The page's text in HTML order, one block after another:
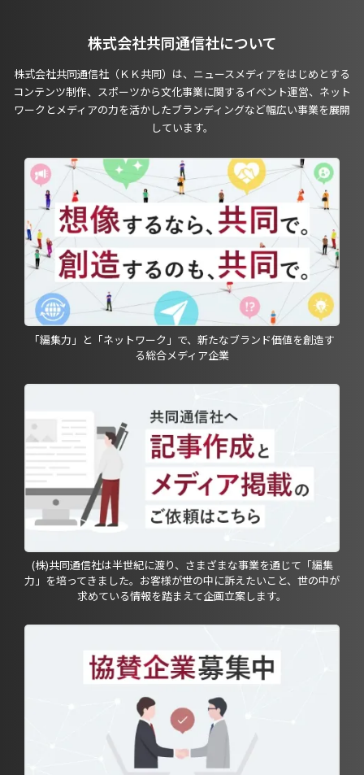
株式会社共同通信社について
株式会社共同通信社（ＫＫ共同）は、ニュースメディアをはじめとする
コンテンツ制作、スポーツから文化事業に関するイベント運営、ネット
ワークとメディアの力を活かしたブランディングなど幅広い事業を展開
しています。
「編集力」と「ネットワーク」で、新たなブランド価値を創造す
る総合メディア企業
(株)共同通信社は半世紀に渡り、さまざまな事業を通じて「編集
力」を培ってきました。お客様が世の中に訴えたいこと、世の中が
求めている情報を踏まえて企画立案します。